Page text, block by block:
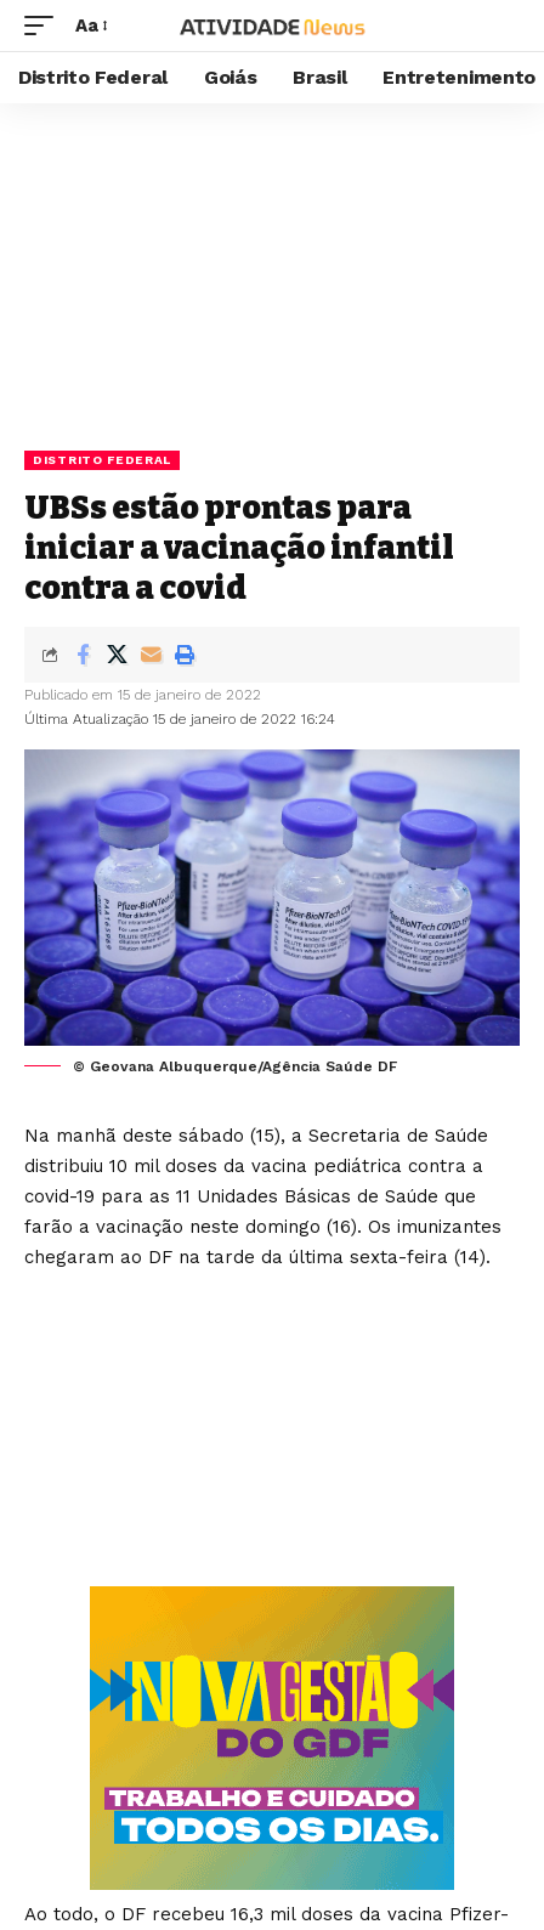
Aa
Distrito Federal Goiás Brasil Entretenimento
DISTRITO FEDERAL
UBSs estão prontas para
iniciar a vacinação infantil
contra a covid
Última Atualização 15 de janeiro de 2022 16:24
Publicado em 15 de janeiro de 2022
© Geovana Albuquerque/Agência Saúde DF
Na manhã deste sábado (15), a Secretaria de Saúde
distribuiu 10 mil doses da vacina pediátrica contra a
covid-19 para as 11 Unidades Básicas de Saúde que
farão a vacinação neste domingo (16). Os imunizantes
chegaram ao DF na tarde da última sexta-feira (14).
Ao todo, o DF recebeu 16,3 mil doses da vacina Pfizer-